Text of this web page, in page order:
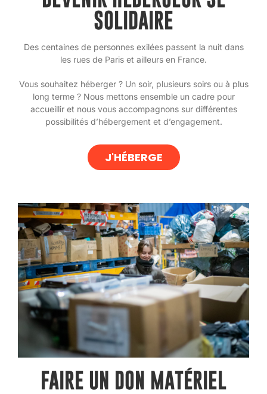
SOLIDAIRE
Des centaines de personnes exilées passent la nuit dans
les rues de Paris et ailleurs en France.
Vous souhaitez héberger ? Un soir, plusieurs soirs ou à plus
long terme ? Nous mettons ensemble un cadre pour
accueillir et nous vous accompagnons sur différentes
possibilités d’hébergement et d’engagement.
J'HÉBERGE
FAIRE UN DON MATÉRIEL